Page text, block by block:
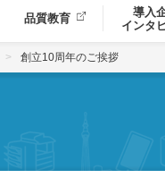
品質教育
導入
インタ
創立10周年のご挨拶